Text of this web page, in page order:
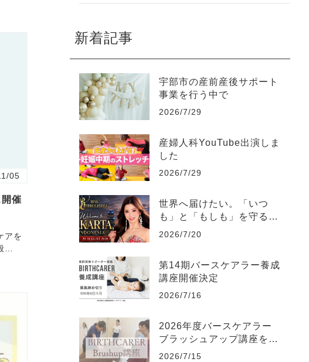
05
催
アを
新着記事
宇部市の産前産後サポート
事業を行う中で
2026/7/29
産婦人科YouTube出演しま
した
2026/7/29
世界へ届けたい。「いつ
も」と「もしも」を守る日
本の文化
2026/7/20
第14期バースケアラー養成
講座開催決定
2026/7/16
2026年度バースケアラー
ブラッシュアップ講座を開
催しました
2026/7/15